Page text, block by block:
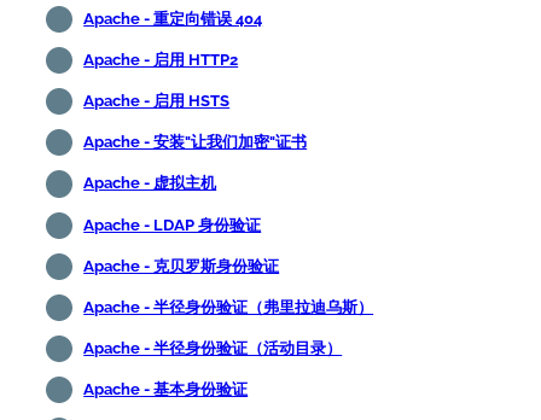
Apache - 重定向错误 404
Apache - 启用 HTTP2
Apache - 启用 HSTS
Apache - 安装"让我们加密"证书
Apache - 虚拟主机
Apache - LDAP 身份验证
Apache - 克贝罗斯身份验证
Apache - 半径身份验证（弗里拉迪乌斯）
Apache - 半径身份验证（活动目录）
Apache - 基本身份验证